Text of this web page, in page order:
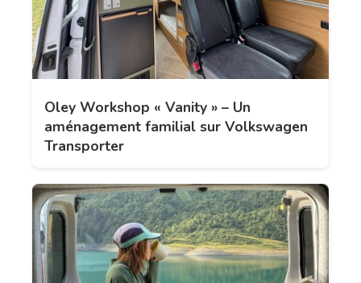
Oley Workshop « Vanity » – Un
aménagement familial sur Volkswagen
Transporter